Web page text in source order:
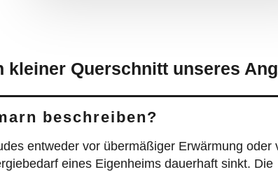
beschreiben?
entweder vor übermäßiger Erwärmung oder
eines Eigenheims dauerhaft sinkt. Die
und signifikant verringern. Natürlich bewahrt die